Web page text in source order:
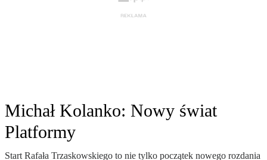
Michał Kolanko: Nowy świat
Platformy
Start Rafała Trzaskowskiego to nie tylko początek nowego rozdania